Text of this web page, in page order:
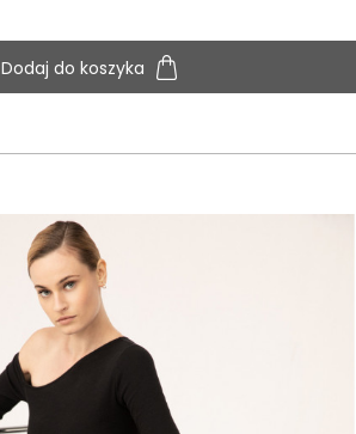
Dodaj do koszyka